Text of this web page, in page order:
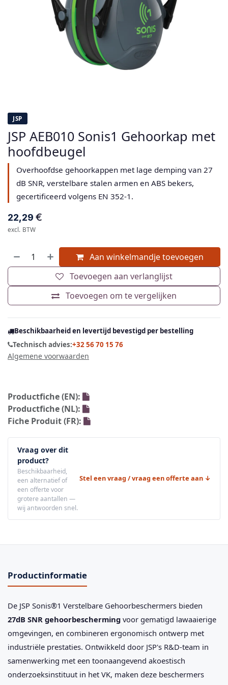
JSP
JSP AEB010 Sonis1 Gehoorkap met
hoofdbeugel
Overhoofdse gehoorkappen met lage demping van 27
dB SNR, verstelbare stalen armen en ABS bekers,
gecertificeerd volgens EN 352-1.
22,29 €
excl. BTW
Aan winkelmandje toevoegen
Toevoegen om te vergelijken
Toevoegen aan verlanglijst
Beschikbaarheid en levertijd bevestigd per bestelling
Technisch advies:+32 56 70 15 76
Algemene voorwaarden
Productfiche (EN):
Productfiche (NL):
Fiche Produit (FR):
Vraag over dit
product?
Beschikbaarheid,
een alternatief of
een offerte voor
grotere aantallen —
wij antwoorden snel.
Stel een vraag / vraag een offerte aan ↓
Productinformatie
De JSP Sonis®1 Verstelbare Gehoorbeschermers bieden
27dB SNR gehoorbescherming voor gematigd lawaaierige
omgevingen, en combineren ergonomisch ontwerp met
industriële prestaties. Ontwikkeld door JSP's R&D-team in
samenwerking met een toonaangevend akoestisch
onderzoeksinstituut in het VK, maken deze beschermers